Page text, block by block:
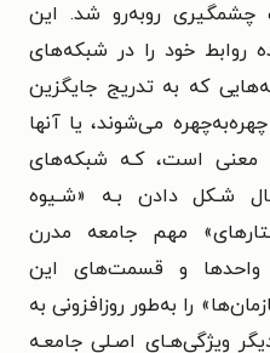
چشمگیری روبه‌رو شد. این
روابط خود را در شبکه‌های
که به تدریج جایگزین
می‌شوند، یا‌ آنها
معنی است، کـه شبکه‌های
شـکل دادن بـه «شـیوه
مهم جامعه مدرن
واحدها و قسمت‌های این
را به‌طور روزافزونی به
ویژگی‌هـای اصـلی جامعـه